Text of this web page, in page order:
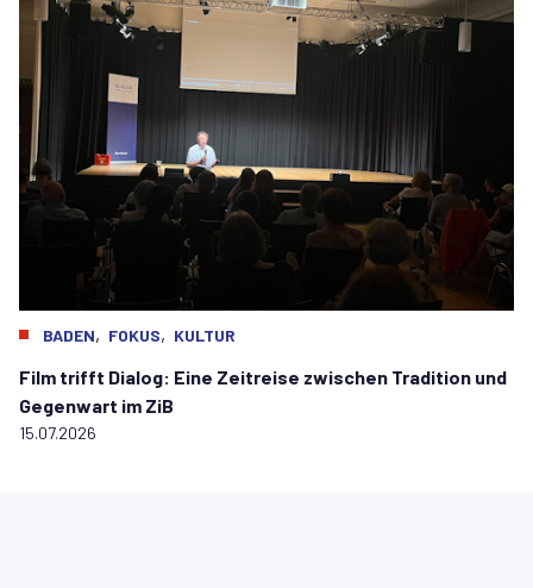
BADEN, FOKUS, KULTUR
Film trifft Dialog: Eine Zeitreise zwischen Tradition und
Gegenwart im ZiB
15.07.2026